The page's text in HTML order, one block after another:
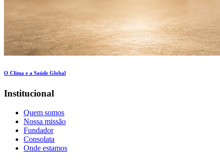
O Clima e a Saúde Global
Institucional
Quem somos
Nossa missão
Fundador
Consolata
Onde estamos